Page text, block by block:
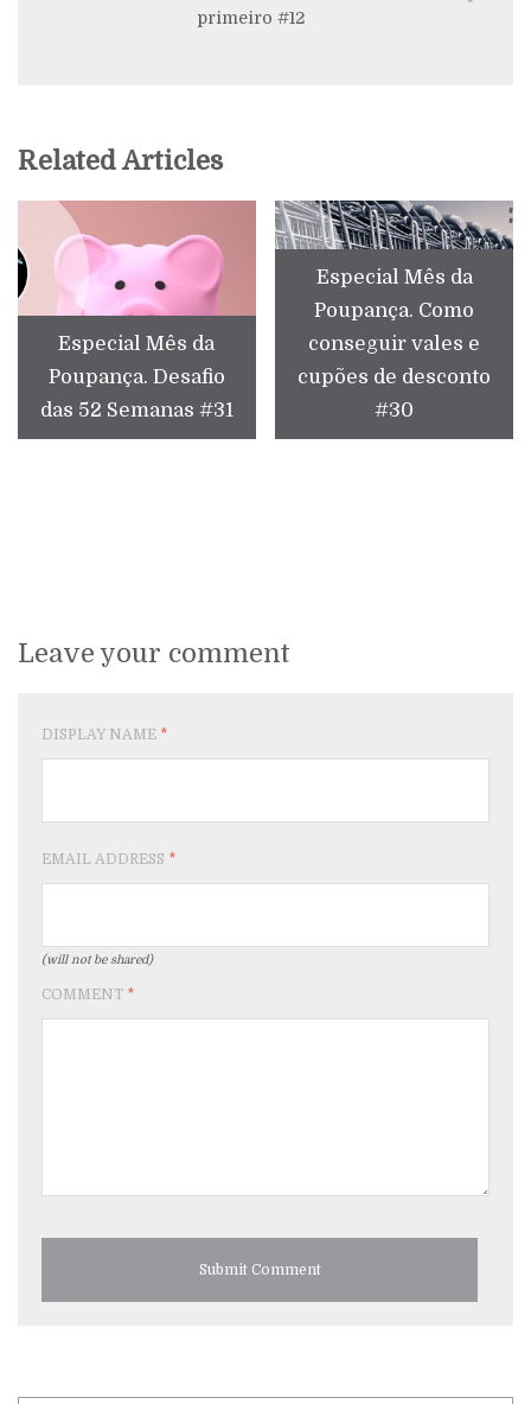
primeiro #12
Related Articles
Especial Mês da
Poupança. Desafio
das 52 Semanas #31
Especial Mês da
Poupança. Como
conseguir vales e
cupões de desconto
#30
Leave your comment
DISPLAY NAME *
EMAIL ADDRESS *
(will not be shared)
COMMENT *